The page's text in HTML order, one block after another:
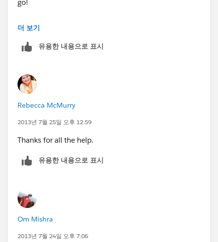
go!
Best of luck!
더 보기
유용한 내용으로 표시
Rebecca McMurry
2013년 7월 25일 오후 12:59
Thanks for all the help.
유용한 내용으로 표시
Om Mishra
2013년 7월 24일 오후 7:06